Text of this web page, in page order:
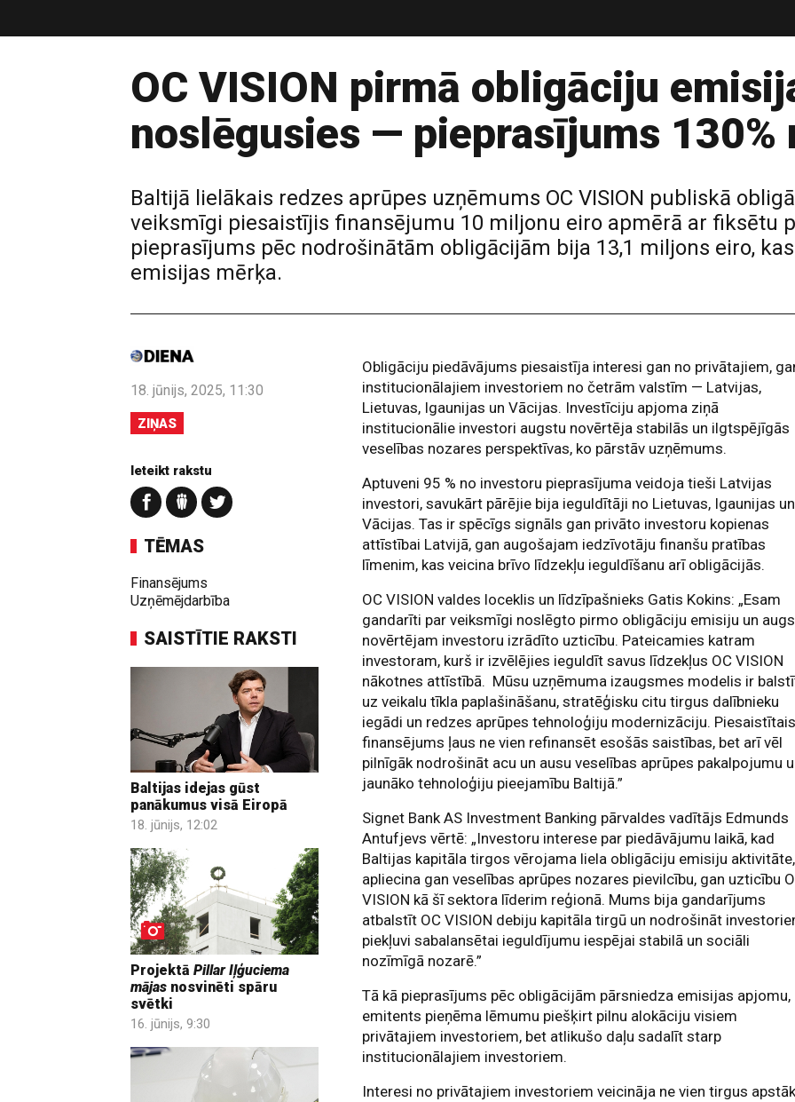
OC VISION pirmā obligāciju
noslēgusies — pieprasījums 130%
Baltijā lielākais redzes aprūpes uzņēmums OC VISION publiskā
veiksmīgi piesaistījis finansējumu 10 miljonu eiro apmērā ar fiksētu
pieprasījums pēc nodrošinātām obligācijām bija 13,1 miljons eiro,
emisijas mērķa.
18. jūnijs, 2025, 11:30
ZIŅAS
Ieteikt rakstu
TĒMAS
Finansējums
Uzņēmējdarbība
SAISTĪTIE RAKSTI
Baltijas idejas gūst
panākumus visā Eiropā
18. jūnijs, 12:02
Projektā Pillar Iļģuciema
mājas nosvinēti spāru
svētki
16. jūnijs, 9:30
Obligāciju piedāvājums piesaistīja interesi gan no privātajiem,
institucionālajiem investoriem no četrām valstīm — Latvijas,
Lietuvas, Igaunijas un Vācijas. Investīciju apjoma ziņā
institucionālie investori augstu novērtēja stabilās un ilgtspējīgās
veselības nozares perspektīvas, ko pārstāv uzņēmums.
Aptuveni 95 % no investoru pieprasījuma veidoja tieši Latvijas
investori, savukārt pārējie bija ieguldītāji no Lietuvas, Igaunijas un
Vācijas. Tas ir spēcīgs signāls gan privāto investoru kopienas
attīstībai Latvijā, gan augošajam iedzīvotāju finanšu pratības
līmenim, kas veicina brīvo līdzekļu ieguldīšanu arī obligācijās.
OC VISION valdes loceklis un līdzīpašnieks Gatis Kokins: „Esam
gandarīti par veiksmīgi noslēgto pirmo obligāciju emisiju un
novērtējam investoru izrādīto uzticību. Pateicamies katram
investoram, kurš ir izvēlējies ieguldīt savus līdzekļus OC VISION
nākotnes attīstībā. Mūsu uzņēmuma izaugsmes modelis ir
uz veikalu tīkla paplašināšanu, stratēģisku citu tirgus dalībnieku
iegādi un redzes aprūpes tehnoloģiju modernizāciju. Piesaistītais
finansējums ļaus ne vien refinansēt esošās saistības, bet arī vēl
pilnīgāk nodrošināt acu un ausu veselības aprūpes pakalpojumu
jaunāko tehnoloģiju pieejamību Baltijā.”
Signet Bank AS Investment Banking pārvaldes vadītājs Edmunds
Antufjevs vērtē: „Investoru interese par piedāvājumu laikā, kad
Baltijas kapitāla tirgos vērojama liela obligāciju emisiju aktivitāte,
apliecina gan veselības aprūpes nozares pievilcību, gan uzticību
VISION kā šī sektora līderim reģionā. Mums bija gandarījums
atbalstīt OC VISION debiju kapitāla tirgū un nodrošināt
piekļuvi sabalansētai ieguldījumu iespējai stabilā un sociāli
nozīmīgā nozarē.”
Tā kā pieprasījums pēc obligācijām pārsniedza emisijas apjomu,
emitents pieņēma lēmumu piešķirt pilnu alokāciju visiem
privātajiem investoriem, bet atlikušo daļu sadalīt starp
institucionālajiem investoriem.
Interesi no privātajiem investoriem veicināja ne vien tirgus